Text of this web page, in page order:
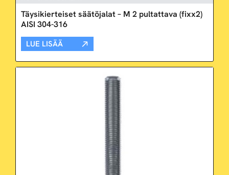
Täysikierteiset säätöjalat – M 2 pultattava (fixx2)
AISI 304-316
LUE LISÄÄ